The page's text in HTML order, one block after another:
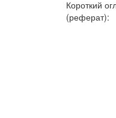
Короткий
(реферат):